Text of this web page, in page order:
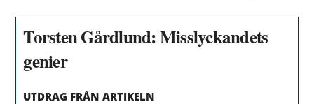
Torsten Gårdlund: Misslyckandets
genier
UTDRAG FRÅN ARTIKELN